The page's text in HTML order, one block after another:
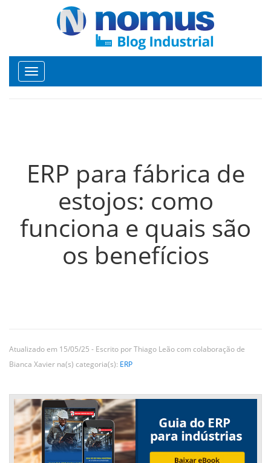
Toggle
navigation
ERP para fábrica de
estojos: como
funciona e quais são
os benefícios
Atualizado em 15/05/25 - Escrito por Thiago Leão com colaboração de
Bianca Xavier na(s) categoria(s): ERP